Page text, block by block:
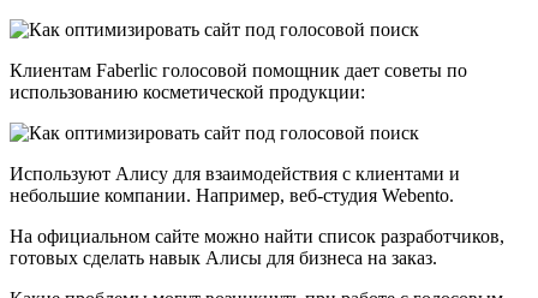
Клиентам Faberlic голосовой помощник дает советы по
использованию косметической продукции:
Используют Алису для взаимодействия с клиентами и
небольшие компании. Например, веб-студия Webento.
На официальном сайте можно найти список разработчиков,
готовых сделать навык Алисы для бизнеса на заказ.